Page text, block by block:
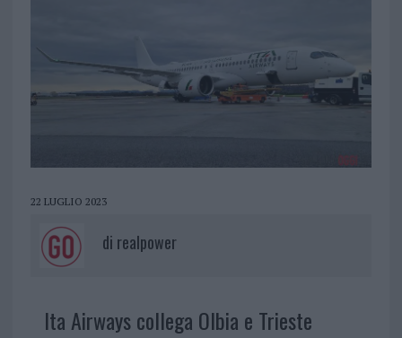
22 LUGLIO 2023
di realpower
Ita Airways collega Olbia e Trieste